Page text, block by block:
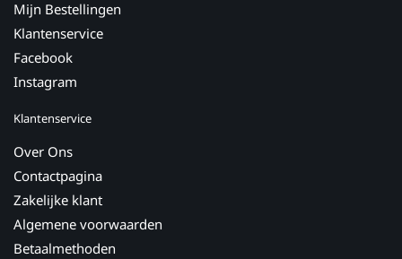
Mijn Bestellingen
Klantenservice
Facebook
Instagram
Klantenservice
Over Ons
Contactpagina
Zakelijke klant
Algemene voorwaarden
Betaalmethoden